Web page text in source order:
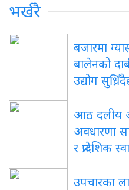
भर्खरै
बजारमा
बालेनको
उद्योग
आठ दलीय
अवधारणा
र प्रादेशिक
उपचारका